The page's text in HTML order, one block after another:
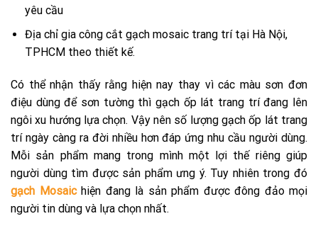
yêu cầu
Địa chỉ gia công cắt gạch mosaic trang trí tại Hà Nội,
TPHCM theo thiết kế.
Có thể nhận thấy rằng hiện nay thay vì các màu sơn đơn
điệu dùng để sơn tường thì gạch ốp lát trang trí đang lên
ngôi xu hướng lựa chọn. Vậy nên số lượng gạch ốp lát trang
trí ngày càng ra đời nhiều hơn đáp ứng nhu cầu người dùng.
Mỗi sản phẩm mang trong mình một lợi thế riêng giúp
người dùng tìm được sản phẩm ưng ý. Tuy nhiên trong đó
gạch Mosaic hiện đang là sản phẩm được đông đảo mọi
người tin dùng và lựa chọn nhất.